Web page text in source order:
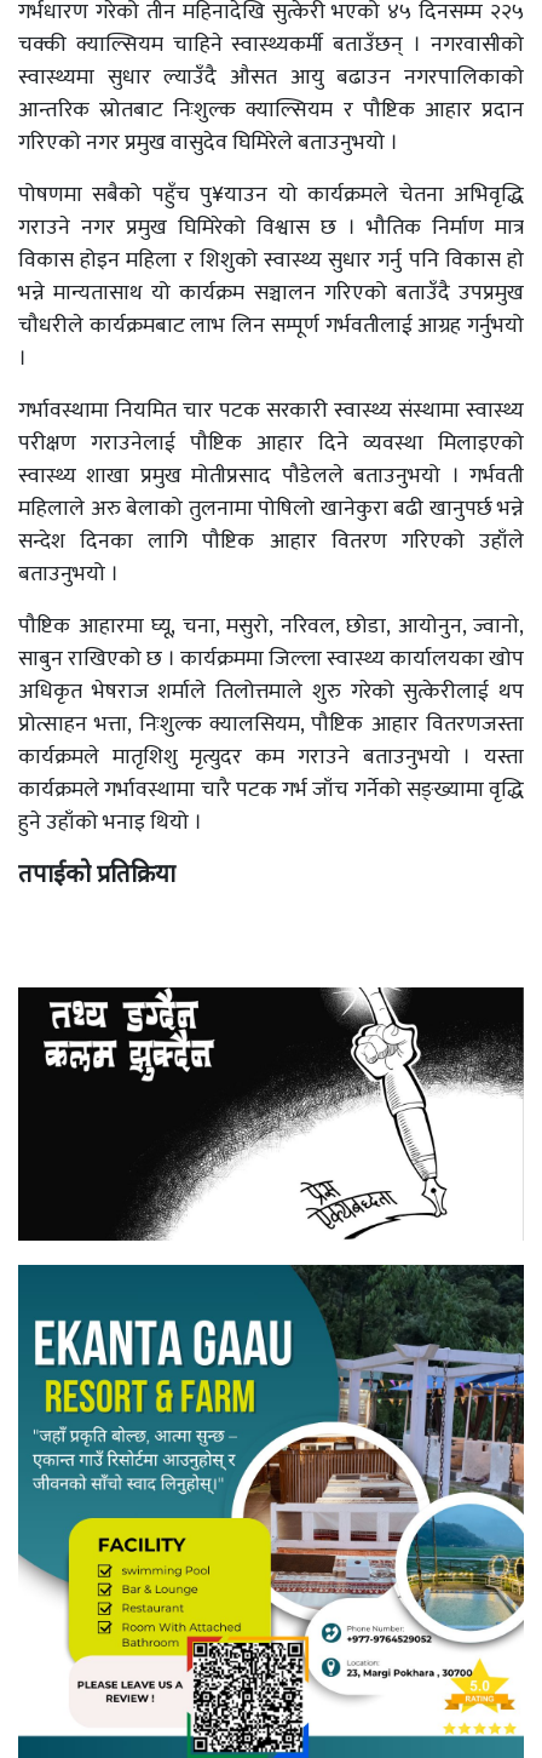
गर्भधारण गरेको तीन महिनादेखि सुत्केरी भएको ४५ दिनसम्म २२५
चक्की क्याल्सियम चाहिने स्वास्थ्यकर्मी बताउँछन् । नगरवासीको
स्वास्थ्यमा सुधार ल्याउँदै औसत आयु बढाउन नगरपालिकाको
आन्तरिक स्रोतबाट निःशुल्क क्याल्सियम र पौष्टिक आहार प्रदान
गरिएको नगर प्रमुख वासुदेव घिमिरेले बताउनुभयो ।
पोषणमा सबैको पहुँच पु¥याउन यो कार्यक्रमले चेतना अभिवृद्धि
गराउने नगर प्रमुख घिमिरेको विश्वास छ । भौतिक निर्माण मात्र
विकास होइन महिला र शिशुको स्वास्थ्य सुधार गर्नु पनि विकास हो
भन्ने मान्यतासाथ यो कार्यक्रम सञ्चालन गरिएको बताउँदै उपप्रमुख
चौधरीले कार्यक्रमबाट लाभ लिन सम्पूर्ण गर्भवतीलाई आग्रह गर्नुभयो
।
गर्भावस्थामा नियमित चार पटक सरकारी स्वास्थ्य संस्थामा स्वास्थ्य
परीक्षण गराउनेलाई पौष्टिक आहार दिने व्यवस्था मिलाइएको
स्वास्थ्य शाखा प्रमुख मोतीप्रसाद पौडेलले बताउनुभयो । गर्भवती
महिलाले अरु बेलाको तुलनामा पोषिलो खानेकुरा बढी खानुपर्छ भन्ने
सन्देश दिनका लागि पौष्टिक आहार वितरण गरिएको उहाँले
बताउनुभयो ।
पौष्टिक आहारमा घ्यू, चना, मसुरो, नरिवल, छोडा, आयोनुन, ज्वानो,
साबुन राखिएको छ । कार्यक्रममा जिल्ला स्वास्थ्य कार्यालयका खोप
अधिकृत भेषराज शर्माले तिलोत्तमाले शुरु गरेको सुत्केरीलाई थप
प्रोत्साहन भत्ता, निःशुल्क क्यालसियम, पौष्टिक आहार वितरणजस्ता
कार्यक्रमले मातृशिशु मृत्युदर कम गराउने बताउनुभयो । यस्ता
कार्यक्रमले गर्भावस्थामा चारै पटक गर्भ जाँच गर्नेको सङ्ख्यामा वृद्धि
हुने उहाँको भनाइ थियो ।
तपाईको प्रतिक्रिया